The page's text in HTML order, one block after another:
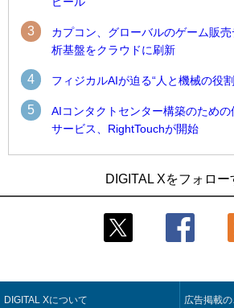
3
カプコン、グローバルのゲーム販
析基盤をクラウドに刷新
4 フィジカルAIが迫る“人と機械の役
5
AIコンタクトセンター構築のため
サービス、RightTouchが開始
技術を使う抽出方法の研究開始
Umios、消費者起点の販売計画策定に
コスモ石油、製油所の設備点検への四
検証
合基盤を本格稼働
鹿島建設、鋼管柱へのコンクリート充
AIを遠隔監視システムに実装
近大病院と中外製薬、治験参加者組み
技術を使う抽出方法の研究開始
DIGITAL Xをフォロー
DIGITAL Xについて 広告掲載